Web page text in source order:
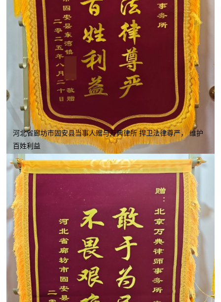
河北省廊坊市固安县当事人赠与万典律所 捍卫法律尊严， 维护
百姓利益